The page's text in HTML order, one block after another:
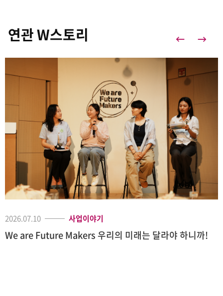
연관 W스토리
2026.07.10 사업이야기
We are Future Makers 우리의 미래는 달라야 하니까!